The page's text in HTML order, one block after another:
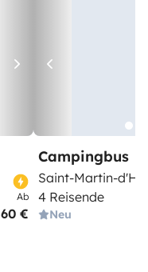
Ab
60 €
Campingbus
Saint-Martin-
4 Reisende
Neu